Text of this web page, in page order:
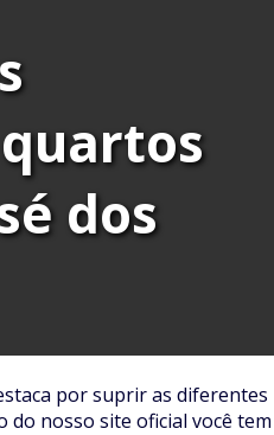
dos
por suprir as
do nosso site oficial você tem